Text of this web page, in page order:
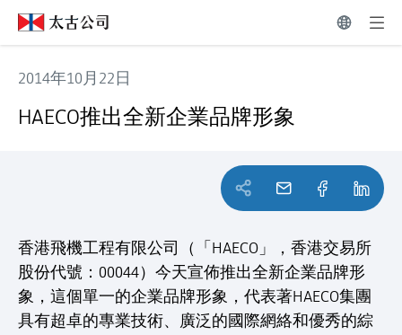
2014年10月22日
HAECO推出全新企業品牌形象
香港飛機工程有限公司（「HAECO」，香港交易所
股份代號：00044）今天宣佈推出全新企業品牌形
象，這個單一的企業品牌形象，代表著HAECO集團
具有超卓的專業技術、廣泛的國際網絡和優秀的綜